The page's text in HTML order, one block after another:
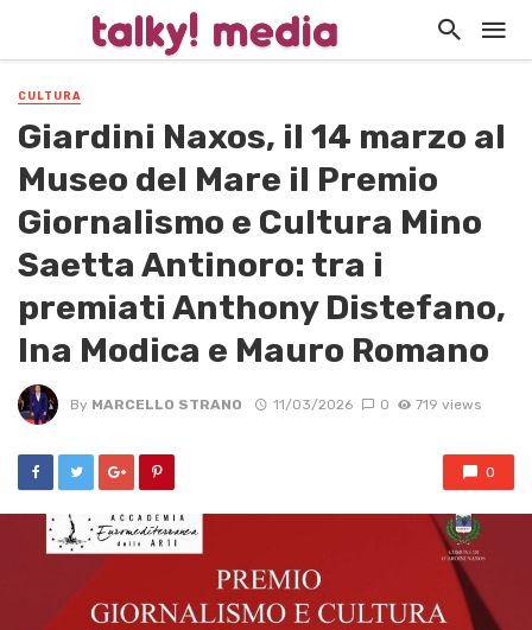
CULTURA
Giardini Naxos, il 14 marzo al
Museo del Mare il Premio
Giornalismo e Cultura Mino
Saetta Antinoro: tra i
premiati Anthony Distefano,
Ina Modica e Mauro Romano
By MARCELLO STRANO 11/03/2026 0 719 views
0